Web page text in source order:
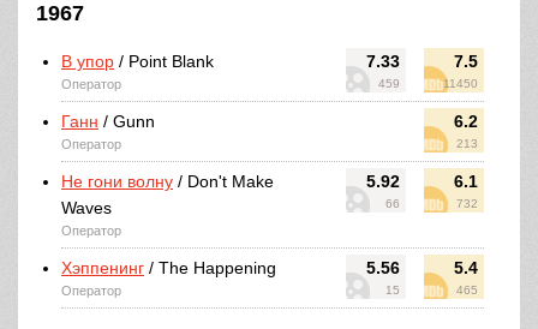
1967
7.33
459
7.5
11450
В упор / Point Blank
Оператор
6.2
213
Ганн / Gunn
Оператор
5.92
66
6.1
732
Не гони волну / Don't Make
Waves
Оператор
5.56
15
5.4
465
Хэппенинг / The Happening
Оператор